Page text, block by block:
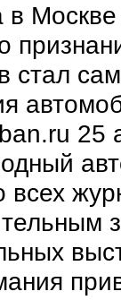
в
стал
25
всех